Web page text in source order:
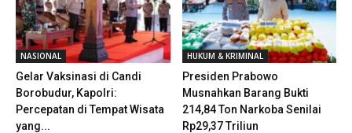
NASIONAL
Gelar Vaksinasi di Candi
Borobudur, Kapolri:
Percepatan di Tempat Wisata
yang...
HUKUM & KRIMINAL
Presiden Prabowo
Musnahkan Barang Bukti
214,84 Ton Narkoba Senilai
Rp29,37 Triliun